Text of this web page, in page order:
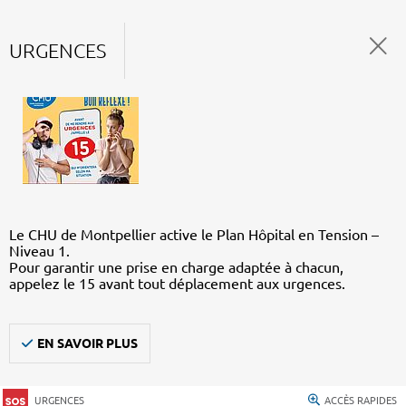
URGENCES
Le CHU de Montpellier active le Plan Hôpital en Tension –
Niveau 1.
Pour garantir une prise en charge adaptée à chacun,
appelez le 15 avant tout déplacement aux urgences.
EN SAVOIR PLUS
URGENCES ACCÈS RAPIDES